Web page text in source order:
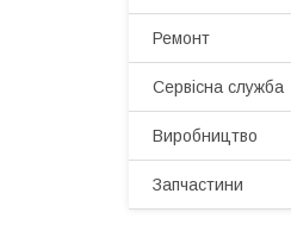
Ремонт
Сервісна служба
Виробництво
Запчастини